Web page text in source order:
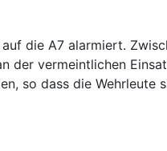
die A7 alarmiert.
vermeintlichen
so dass die Wehrleute